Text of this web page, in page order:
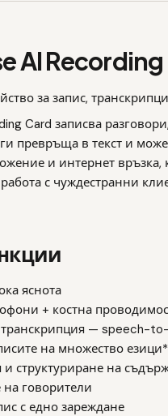
AI
за запис,
Card записва
превръща в текст и
и интернет връзка,
с чуждестранни
яснота
+ костна
— speech-
на множество езици*
структуриране на
на говорители
с едно зареждане